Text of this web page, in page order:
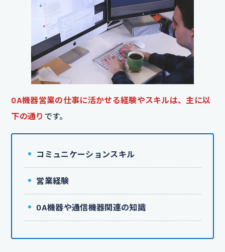
OA機器営業の仕事に活かせる経験やスキルは、主に以
下の通り です。
コミュニケーションスキル
営業経験
OA機器や通信機器関連の知識